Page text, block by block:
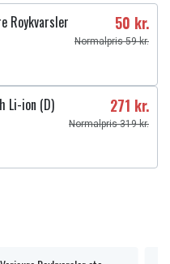
Roykvarsler
50 kr.
Normalpris 59 kr.
Li-ion (D) 271 kr.
Normalpris 319 kr.